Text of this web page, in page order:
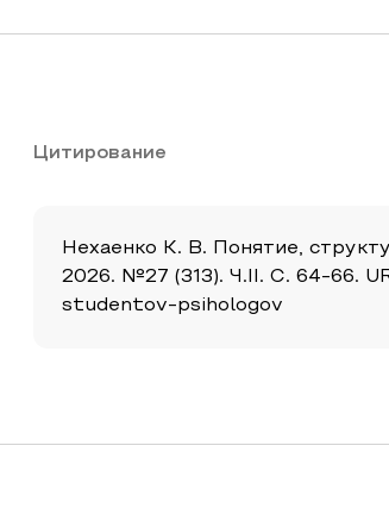
Цитирование
Нехаенко К. В. Понятие,
2026. №27 (313). Ч.II. С. 64-66.
studentov-psihologov